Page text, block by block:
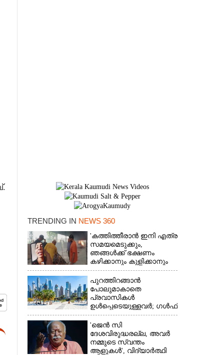
TRENDING IN NEWS 360
'കത്തിത്തീരാൻ ഇനി എത്ര
സമയമെടുക്കും,
ഞങ്ങൾക്ക് ഭക്ഷണം
കഴിക്കാനും കുളിക്കാനും
ഉള്ളതാണ്': അച്ഛന്റെ
സംസ്കാരചടങ്ങിനിടെ
മക്കൾ
പുറത്തിറങ്ങാൻ
പോലുമാകാതെ
പ്രവാസികൾ
ഉൾപ്പെടെയുള്ളവർ; ഗൾഫ്
രാജ്യത്ത് സ്ഥിതി രൂക്ഷം
'ജെൻ സി
ദേശവിരുദ്ധരല്ല, അവർ
നമ്മുടെ സ്വന്തം
ആളുകൾ', വിദ്യാർത്ഥി
×